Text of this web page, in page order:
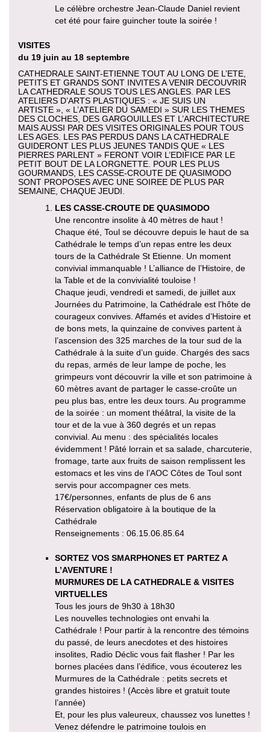
Le célèbre orchestre Jean-Claude Daniel revient
cet été pour faire guincher toute la soirée !
VISITES
du 19 juin au 18 septembre
CATHEDRALE SAINT-ETIENNE TOUT AU LONG DE L’ETE,
PETITS ET GRANDS SONT INVITES A VENIR DECOUVRIR
LA CATHEDRALE SOUS TOUS LES ANGLES. PAR LES
ATELIERS D’ARTS PLASTIQUES : « JE SUIS UN
ARTISTE », « L’ATELIER DU SAMEDI » SUR LES THEMES
DES CLOCHES, DES GARGOUILLES ET L’ARCHITECTURE
MAIS AUSSI PAR DES VISITES ORIGINALES POUR TOUS
LES AGES. LES PAS PERDUS DANS LA CATHEDRALE
GUIDERONT LES PLUS JEUNES TANDIS QUE « LES
PIERRES PARLENT » FERONT VOIR L’EDIFICE PAR LE
PETIT BOUT DE LA LORGNETTE. POUR LES PLUS
GOURMANDS, LES CASSE-CROUTE DE QUASIMODO
SONT PROPOSES AVEC UNE SOIREE DE PLUS PAR
SEMAINE, CHAQUE JEUDI.
LES CASSE-CROUTE DE QUASIMODO
Une rencontre insolite à 40 mètres de haut !
Chaque été, Toul se découvre depuis le haut de sa
Cathédrale le temps d’un repas entre les deux
tours de la Cathédrale St Etienne. Un moment
convivial immanquable ! L’alliance de l’Histoire, de
la Table et de la convivialité touloise !
Chaque jeudi, vendredi et samedi, de juillet aux
Journées du Patrimoine, la Cathédrale est l’hôte de
courageux convives. Affamés et avides d’Histoire et
de bons mets, la quinzaine de convives partent à
l’ascension des 325 marches de la tour sud de la
Cathédrale à la suite d’un guide. Chargés des sacs
du repas, armés de leur lampe de poche, les
grimpeurs vont découvrir la ville et son patrimoine à
60 mètres avant de partager le casse-croûte un
peu plus bas, entre les deux tours. Au programme
de la soirée : un moment théâtral, la visite de la
tour et de la vue à 360 degrés et un repas
convivial. Au menu : des spécialités locales
évidemment ! Pâté lorrain et sa salade, charcuterie,
fromage, tarte aux fruits de saison remplissent les
estomacs et les vins de l’AOC Côtes de Toul sont
servis pour accompagner ces mets.
17€/personnes, enfants de plus de 6 ans
Réservation obligatoire à la boutique de la
Cathédrale
Renseignements : 06.15.06.85.64
SORTEZ VOS SMARPHONES ET PARTEZ A
L’AVENTURE !
MURMURES DE LA CATHEDRALE & VISITES
VIRTUELLES
Tous les jours de 9h30 à 18h30
Les nouvelles technologies ont envahi la
Cathédrale ! Pour partir à la rencontre des témoins
du passé, de leurs anecdotes et des histoires
insolites, Radio Déclic vous fait flasher ! Par les
bornes placées dans l’édifice, vous écouterez les
Murmures de la Cathédrale : petits secrets et
grandes histoires ! (Accès libre et gratuit toute
l’année)
Et, pour les plus valeureux, chaussez vos lunettes !
Venez défendre le patrimoine toulois en